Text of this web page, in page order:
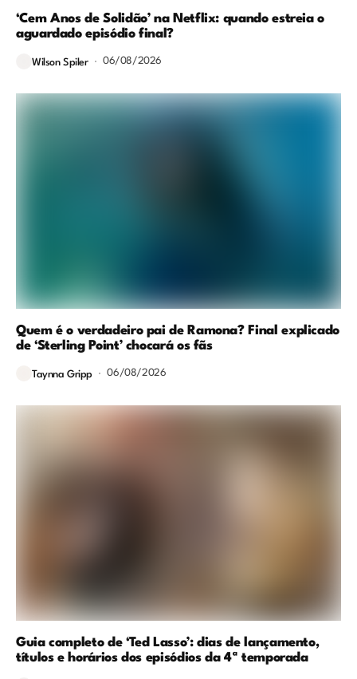
‘Cem Anos de Solidão’ na Netflix: quando estreia o
aguardado episódio final?
Wilson Spiler 06/08/2026
Quem é o verdadeiro pai de Ramona? Final explicado
de ‘Sterling Point’ chocará os fãs
Taynna Gripp 06/08/2026
Guia completo de ‘Ted Lasso’: dias de lançamento,
títulos e horários dos episódios da 4ª temporada